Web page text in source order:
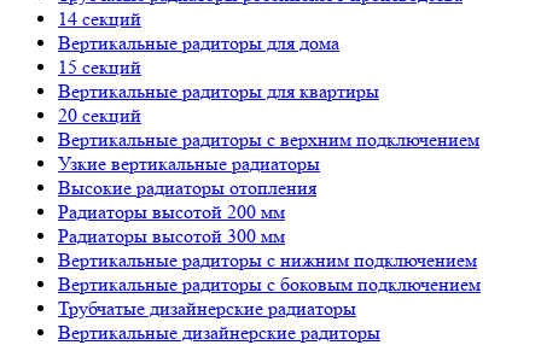
14 секций
Вертикальные радиторы для дома
15 секций
Вертикальные радиторы для квартиры
20 секций
Вертикальные радиторы с верхним подключением
Узкие вертикальные радиаторы
Высокие радиаторы отопления
Радиаторы высотой 200 мм
Радиаторы высотой 300 мм
Вертикальные радиторы с нижним подключением
Вертикальные радиторы с боковым подключением
Трубчатые дизайнерские радиаторы
Вертикальные дизайнерские радиторы